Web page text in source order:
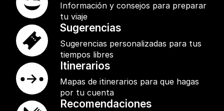
Información y consejos para preparar
tu viaje
Sugerencias
Sugerencias personalizadas para tus
tiempos libres
Itinerarios
Mapas de itinerarios para que hagas
por tu cuenta
Recomendaciones